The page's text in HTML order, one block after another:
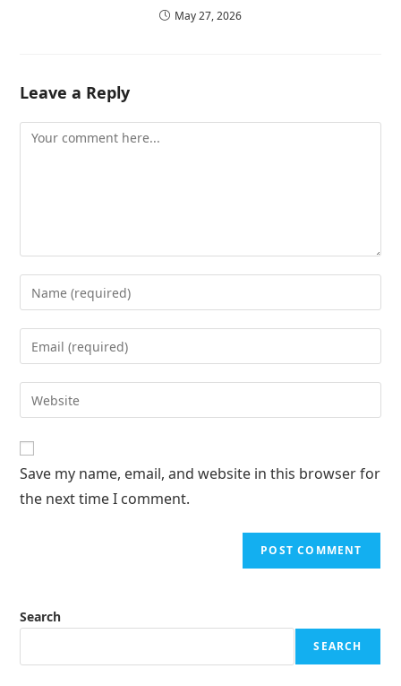
May 27, 2026
Leave a Reply
Save my name, email, and website in this browser for
the next time I comment.
Search
SEARCH